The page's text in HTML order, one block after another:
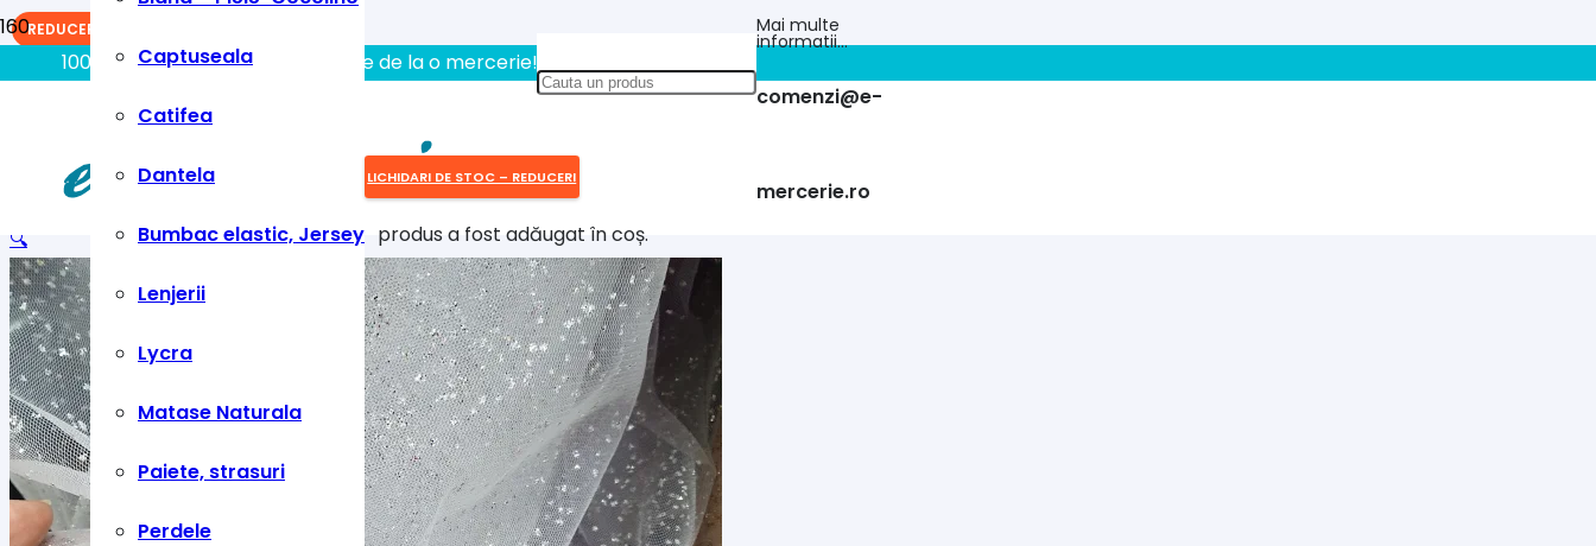
100% aici gasiti tot ce aveti nevoie de la o mercerie!!
Mai multe
informatii…
comenzi@e-
mercerie.ro
Captuseala
Catifea
Dantela
Bumbac elastic, Jersey
Lenjerii
Lycra
Matase Naturala
Paiete, strasuri
Perdele
LICHIDARI DE STOC – REDUCERI
produsa fost adăugat în coș.
🔍
REDUCERI!